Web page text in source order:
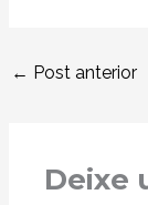
← Post anterior
Deixe